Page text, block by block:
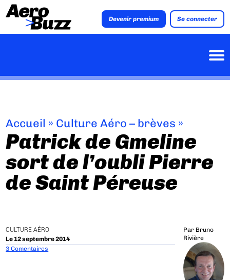
Devenir premium Se connecter
Accueil » Culture Aéro – brèves »
Patrick de Gmeline
sort de l’oubli Pierre
de Saint Péreuse
CULTURE AÉRO
Le 12 septembre 2014
Par Bruno
Rivière
3 Comentaires